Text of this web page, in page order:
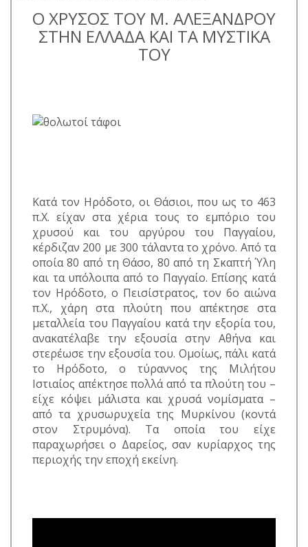
Ο ΧΡΥΣΟΣ ΤΟΥ Μ. ΑΛΕΞΑΝΔΡΟΥ
ΣΤΗΝ ΕΛΛΑΔΑ ΚΑΙ ΤΑ ΜΥΣΤΙΚΑ
ΤΟΥ
Κατά τον Ηρόδοτο, οι Θάσιοι, που ως το 463
π.Χ. είχαν στα χέρια τους το εμπόριο του
χρυσού και του αργύρου του Παγγαίου,
κέρδιζαν 200 με 300 τάλαντα το χρόνο. Από τα
οποία 80 από τη Θάσο, 80 από τη Σκαπτή Ύλη
και τα υπόλοιπα από το Παγγαίο. Επίσης κατά
τον Ηρόδοτο, ο Πεισίστρατος, τον 6ο αιώνα
π.Χ., χάρη στα πλούτη που απέκτησε στα
μεταλλεία του Παγγαίου κατά την εξορία του,
ανακατέλαβε την εξουσία στην Αθήνα και
στερέωσε την εξουσία του. Ομοίως, πάλι κατά
το Ηρόδοτο, ο τύραννος της Μιλήτου
Ιστιαίος απέκτησε πολλά από τα πλούτη του –
είχε κόψει μάλιστα και χρυσά νομίσματα –
από τα χρυσωρυχεία της Μυρκίνου (κοντά
στον Στρυμόνα). Τα οποία του είχε
παραχωρήσει ο Δαρείος, σαν κυρίαρχος της
περιοχής την εποχή εκείνη.